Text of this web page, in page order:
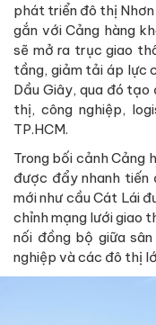
phát triển đô thị
gắn với Cảng hàng
sẽ mở ra trục giao
tầng, giảm tải áp lực
Dầu Giây, qua đó
thị, công nghiệp,
TP.HCM.
Trong bối cảnh Cảng
được đẩy nhanh
mới như cầu Cát Lái
chỉnh mạng lưới giao
nối đồng bộ giữa
nghiệp và các đô thị